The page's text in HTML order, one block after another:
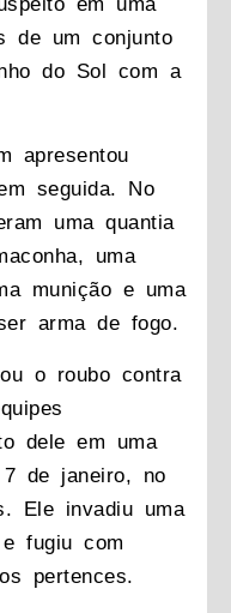
de um conjunto
do Sol com a
apresentou
seguida. No
uma quantia
uma
munição e uma
arma de fogo.
o roubo contra
dele em uma
de janeiro, no
Ele invadiu uma
fugiu com
pertences.